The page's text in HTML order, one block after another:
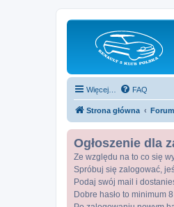
Więcej… FAQ
Strona główna
Ogłoszenie dla
Ze względu na to co się
Spróbuj się zalogować,
Podaj swój mail i
Dobre hasło to minimum